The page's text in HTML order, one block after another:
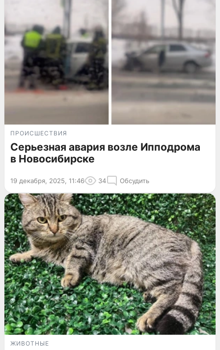
ПРОИСШЕСТВИЯ
Серьезная авария возле Ипподрома
в Новосибирске
19 декабря, 2025, 11:46 34 Обсудить
ЖИВОТНЫЕ